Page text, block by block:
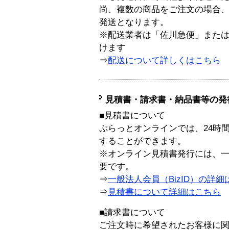
尚、複数の商品をご注文の場合
発送となります。
※配送業者は「佐川急便」また
けます
⇒配送について詳しくはこちら
見積書・請求書・納品書等の
■見積書について
ぷらっとオンラインでは、24時
することができます。
※オンライン見積書発行には、
要です。
⇒一般法人会員（BizID）の詳細
⇒ 見積書について詳細はこちら
■請求書について
ご注文時に希望されたお客様に